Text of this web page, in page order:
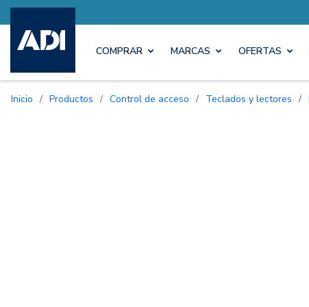
COMPRAR MARCAS OFERTAS
Inicio / Productos / Control de acceso / Teclados y lectores /